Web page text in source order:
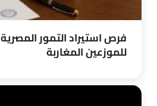
فرص استيراد التمور المصرية
للموزعين المغاربة